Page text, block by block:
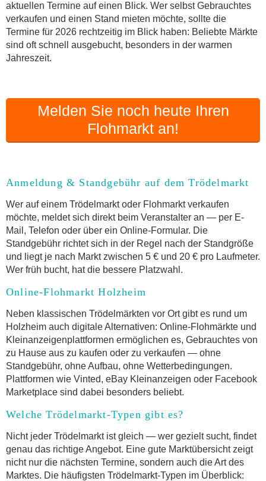
Aktuelle Flohmarkt-Termine für Holzheim und
Umgebung
Kleinanzeigen Holzheim als Alternative zum
Trödelmarkt
Flohmarkt-Termin melden
aktuellen Termine auf einen Blick. Wer selbst Gebrauchtes
verkaufen und einen Stand mieten möchte, sollte die
Termine für 2026 rechtzeitig im Blick haben: Beliebte Märkte
sind oft schnell ausgebucht, besonders in der warmen
Jahreszeit.
Melden Sie noch heute Ihren
Flohmarkt an!
Anmeldung & Standgebühr auf dem Trödelmarkt
Wer auf einem Trödelmarkt oder Flohmarkt verkaufen
möchte, meldet sich direkt beim Veranstalter an — per E-
Mail, Telefon oder über ein Online-Formular. Die
Standgebühr richtet sich in der Regel nach der Standgröße
und liegt je nach Markt zwischen 5 € und 20 € pro Laufmeter.
Wer früh bucht, hat die bessere Platzwahl.
Online-Flohmarkt Holzheim
Neben klassischen Trödelmärkten vor Ort gibt es rund um
Holzheim auch digitale Alternativen: Online-Flohmärkte und
Kleinanzeigenplattformen ermöglichen es, Gebrauchtes von
zu Hause aus zu kaufen oder zu verkaufen — ohne
Standgebühr, ohne Aufbau, ohne Wetterbedingungen.
Plattformen wie Vinted, eBay Kleinanzeigen oder Facebook
Marketplace sind dabei besonders beliebt.
Welche Trödelmarkt-Typen gibt es?
Nicht jeder Trödelmarkt ist gleich — wer gezielt sucht, findet
genau das richtige Angebot. Eine gute Marktübersicht zeigt
nicht nur die nächsten Termine, sondern auch die Art des
Marktes. Die häufigsten Trödelmarkt-Typen im Überblick: